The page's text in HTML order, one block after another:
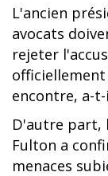
L'ancien
avocats
rejeter
encontre, a-
D'autre part,
Fulton a
menaces